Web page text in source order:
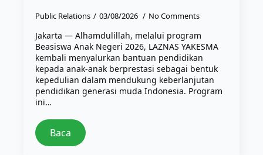
Public Relations 03/08/2026 No Comments
Jakarta — Alhamdulillah, melalui program
Beasiswa Anak Negeri 2026, LAZNAS YAKESMA
kembali menyalurkan bantuan pendidikan
kepada anak-anak berprestasi sebagai bentuk
kepedulian dalam mendukung keberlanjutan
pendidikan generasi muda Indonesia. Program
ini…
Baca